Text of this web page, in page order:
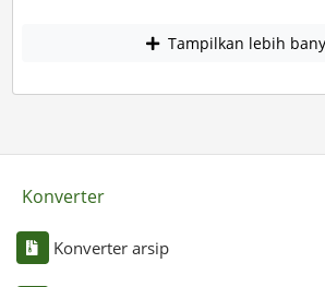
Tampilkan lebih
Konverter
Konverter arsip